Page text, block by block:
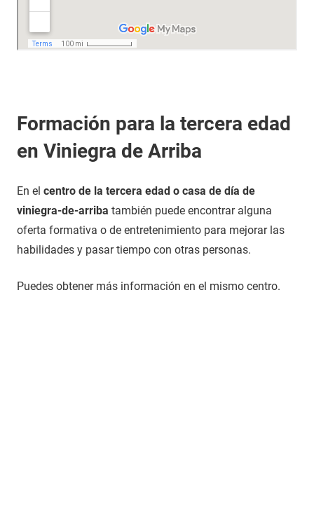
Formación para la tercera edad
en Viniegra de Arriba
En el centro de la tercera edad o casa de día de
viniegra-de-arriba también puede encontrar alguna
oferta formativa o de entretenimiento para mejorar las
habilidades y pasar tiempo con otras personas.
Puedes obtener más información en el mismo centro.